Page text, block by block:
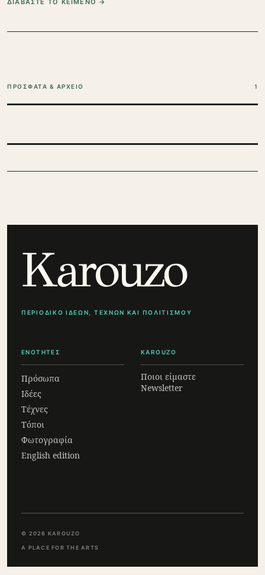
ΔΙΑΒΑΣΤΕ ΤΟ ΚΕΙΜΕΝΟ →
ΠΡΟΣΦΑΤΑ & ΑΡΧΕΙΟ 1
Karouzo
ΠΕΡΙΟΔΙΚΟ ΙΔΕΩΝ, ΤΕΧΝΩΝ ΚΑΙ ΠΟΛΙΤΙΣΜΟΥ
ΕΝΟΤΗΤΕΣ
Πρόσωπα
Ιδέες
Τέχνες
Τόποι
Φωτογραφία
English edition
KAROUZO
Ποιοι είμαστε
Newsletter
© 2026 KAROUZO
A PLACE FOR THE ARTS